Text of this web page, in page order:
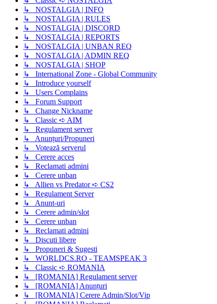
↳ NOSTALGIA | INFO
↳ NOSTALGIA | RULES
↳ NOSTALGIA | DISCORD
↳ NOSTALGIA | REPORTS
↳ NOSTALGIA | UNBAN REQ
↳ NOSTALGIA | ADMIN REQ
↳ NOSTALGIA | SHOP
↳ International Zone - Global Community
↳ Introduce yourself
↳ Users Complains
↳ Forum Support
↳ Change Nickname
↳ Classic ➪ AIM
↳ Regulament server
↳ Anunțuri/Propuneri
↳ Votează serverul
↳ Cerere acces
↳ Reclamati admini
↳ Cerere unban
↳ Allien vs Predator ➪ CS2
↳ Regulament Server
↳ Anunt-uri
↳ Cerere admin/slot
↳ Cerere unban
↳ Reclamati admini
↳ Discuti libere
↳ Propuneri & Sugesti
↳ WORLDCS.RO - TEAMSPEAK 3
↳ Classic ➪ ROMANIA
↳ [ROMANIA] Regulament server
↳ [ROMANIA] Anunțuri
↳ [ROMANIA] Cerere Admin/Slot/Vip